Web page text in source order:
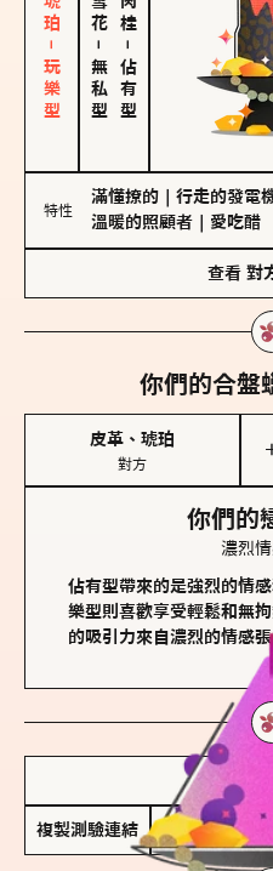
－
無私型
－
佔有型
特性
滿懂撩的 行走的發電
溫暖的照顧者
愛吃醋
查看 對
你們的合盤
皮革、琥珀
對方
你們的
濃烈
佔有型帶來的是強烈的情
樂型則喜歡享受輕鬆和無
的吸引力來自濃烈的情感
儲存我
複製測驗連結 查